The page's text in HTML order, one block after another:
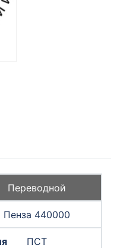
Переводной
Пенза 440000
ПСТ